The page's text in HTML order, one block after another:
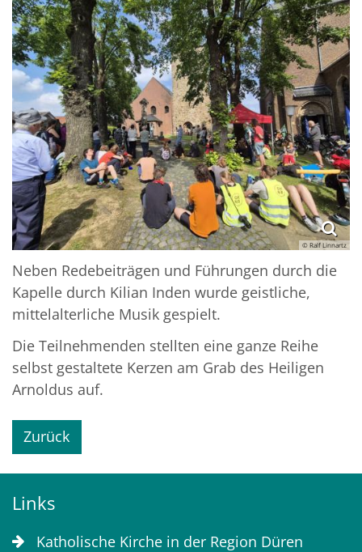
© Ralf Linnartz
Neben Redebeiträgen und Führungen durch die
Kapelle durch Kilian Inden wurde geistliche,
mittelalterliche Musik gespielt.
Die Teilnehmenden stellten eine ganze Reihe
selbst gestaltete Kerzen am Grab des Heiligen
Arnoldus auf.
Zurück
Links
Katholische Kirche in der Region Düren